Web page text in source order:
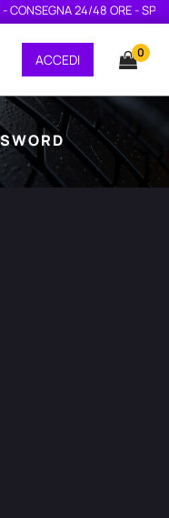
CONSEGNA 24/48 ORE -
ACCEDI 0